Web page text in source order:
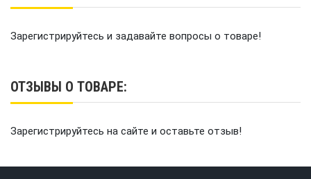
Зарегистрируйтесь и задавайте вопросы о товаре!
ОТЗЫВЫ О ТОВАРЕ:
Зарегистрируйтесь на сайте и оставьте отзыв!